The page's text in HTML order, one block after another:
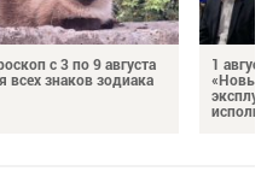
с 3 по 9 августа
всех знаков зодиака
1
«Новые